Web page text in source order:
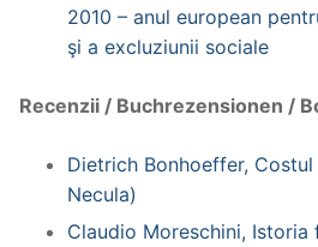
2010 – anul european
şi a excluziunii sociale
Recenzii / Buchrezensionen /
Dietrich Bonhoeffer,
Necula)
Claudio Moreschini,